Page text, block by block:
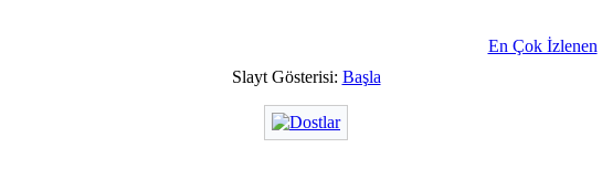
En Çok İzlenen
Slayt Gösterisi: Başla